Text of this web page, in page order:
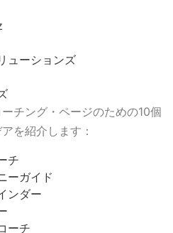
ューションズ
チング・ページのための10個
を紹介します：
チ
ーガイド
ンダー
ーチ